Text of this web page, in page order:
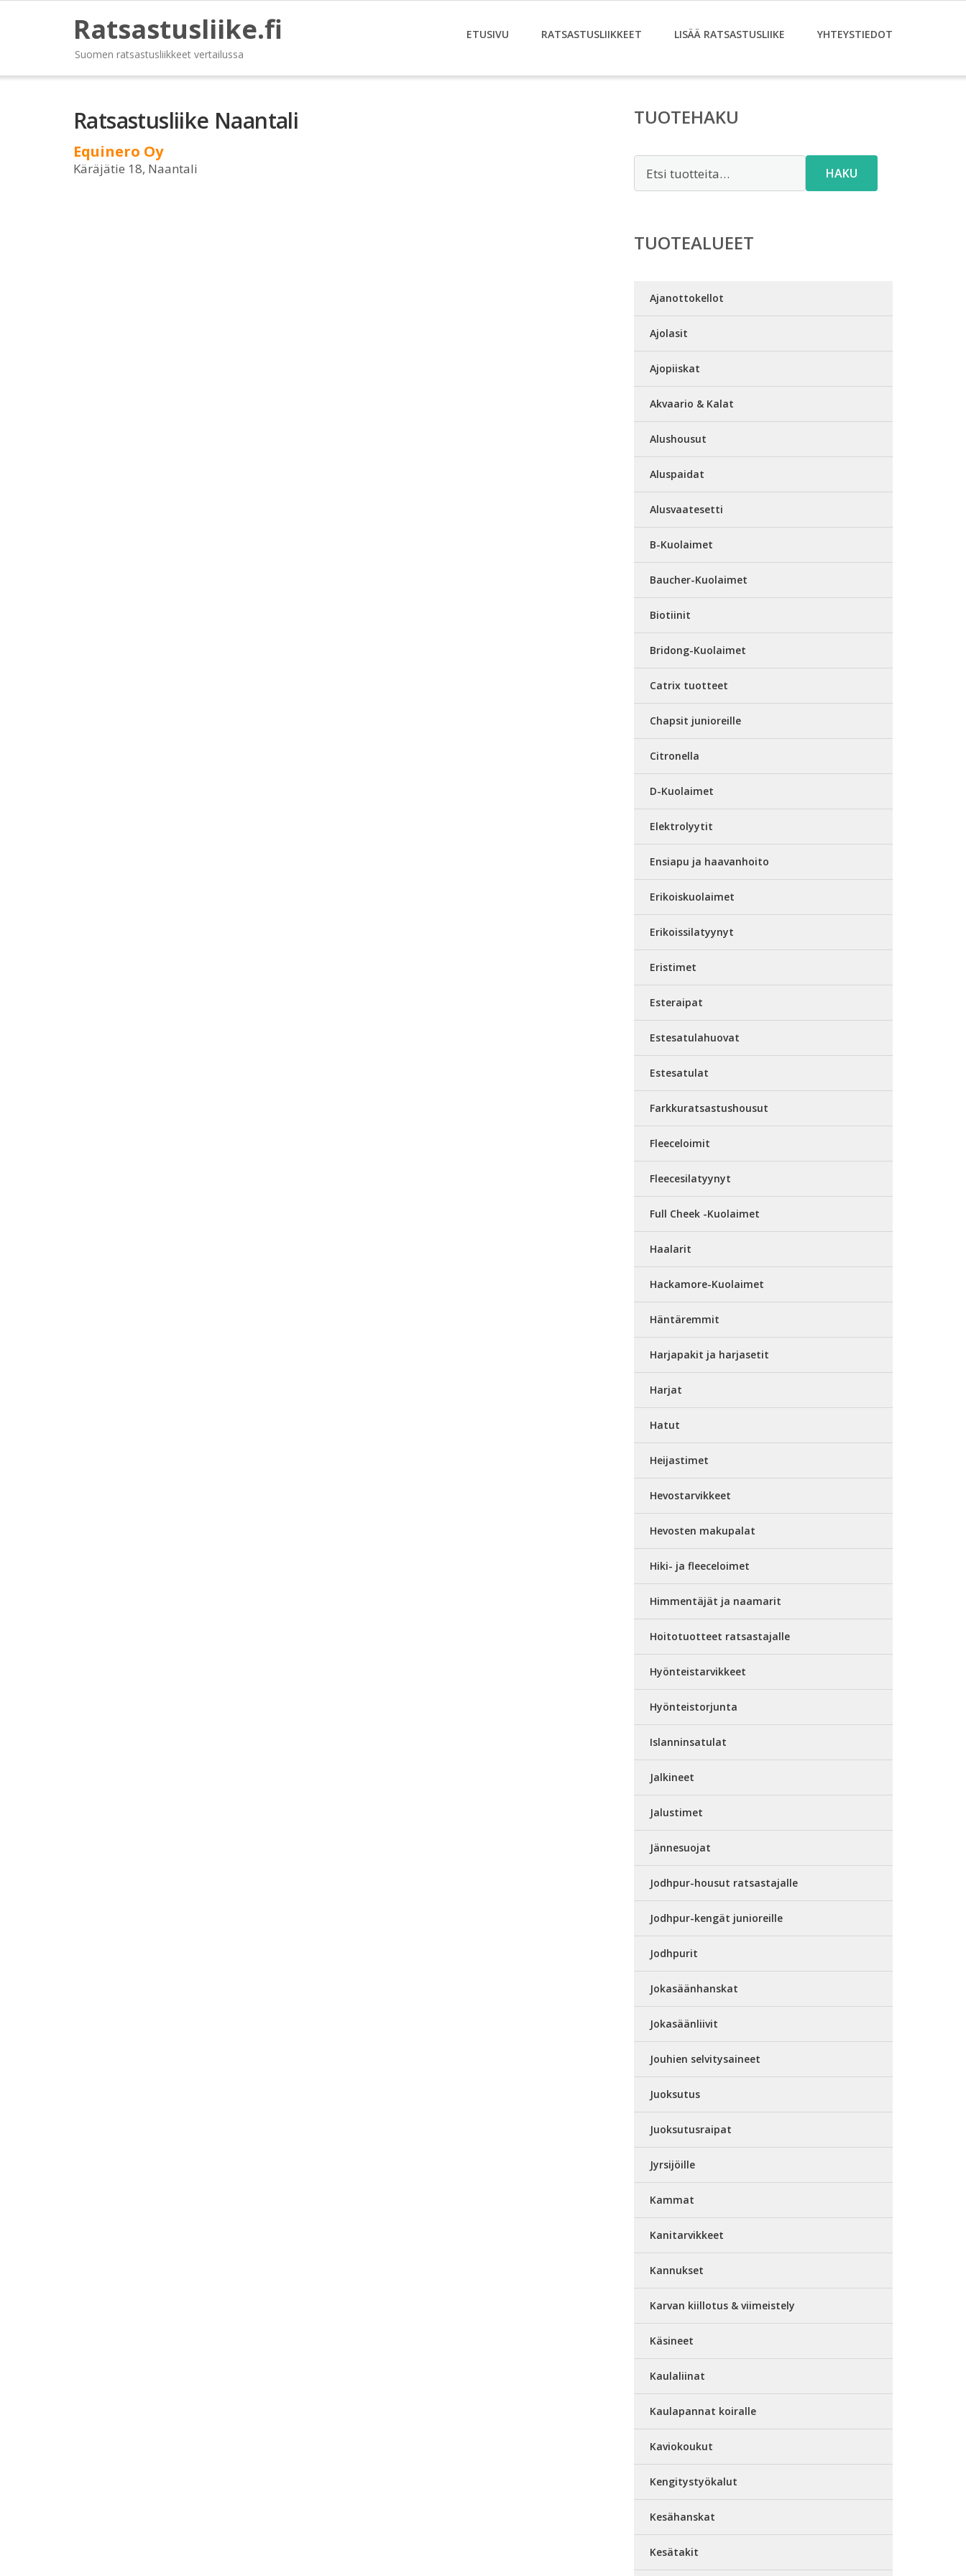
Ratsastusliike.fi
Suomen ratsastusliikkeet vertailussa
ETUSIVU RATSASTUSLIIKKEET LISÄÄ RATSASTUSLIIKE YHTEYSTIEDOT
Ratsastusliike Naantali
Equinero Oy
Käräjätie 18, Naantali
TUOTEHAKU
HAKU
TUOTEALUEET
Ajanottokellot
Ajolasit
Ajopiiskat
Akvaario & Kalat
Alushousut
Aluspaidat
Alusvaatesetti
B-Kuolaimet
Baucher-Kuolaimet
Biotiinit
Bridong-Kuolaimet
Catrix tuotteet
Chapsit junioreille
Citronella
D-Kuolaimet
Elektrolyytit
Ensiapu ja haavanhoito
Erikoiskuolaimet
Erikoissilatyynyt
Eristimet
Esteraipat
Estesatulahuovat
Estesatulat
Farkkuratsastushousut
Fleeceloimit
Fleecesilatyynyt
Full Cheek -Kuolaimet
Haalarit
Hackamore-Kuolaimet
Häntäremmit
Harjapakit ja harjasetit
Harjat
Hatut
Heijastimet
Hevostarvikkeet
Hevosten makupalat
Hiki- ja fleeceloimet
Himmentäjät ja naamarit
Hoitotuotteet ratsastajalle
Hyönteistarvikkeet
Hyönteistorjunta
Islanninsatulat
Jalkineet
Jalustimet
Jännesuojat
Jodhpur-housut ratsastajalle
Jodhpur-kengät junioreille
Jodhpurit
Jokasäänhanskat
Jokasäänliivit
Jouhien selvitysaineet
Juoksutus
Juoksutusraipat
Jyrsijöille
Kammat
Kanitarvikkeet
Kannukset
Karvan kiillotus & viimeistely
Käsineet
Kaulaliinat
Kaulapannat koiralle
Kaviokoukut
Kengitystyökalut
Kesähanskat
Kesätakit